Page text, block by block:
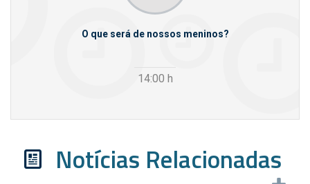
O que será de nossos meninos?
14:00 h
Notícias Relacionadas